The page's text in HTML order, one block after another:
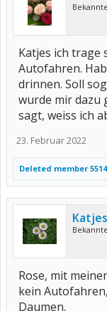
Katjes ich trage
Autofahren.
drinnen. Soll
wurde mir dazu
sagt, weiss ich
23. Februar 2022
Deleted member
Katjes
Rose, mit
kein
Daumen.